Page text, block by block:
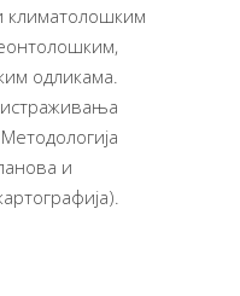
климатолошким
одликама.
и